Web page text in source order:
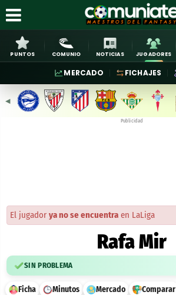
PUNTOS COMUNIO NOTICIAS JUGADORES
MERCADO FICHAJES
◀︎
Publicidad
El jugador ya no se encuentra en LaLiga
Rafa Mir
SIN PROBLEMA
Ficha Minutos Mercado Comparar